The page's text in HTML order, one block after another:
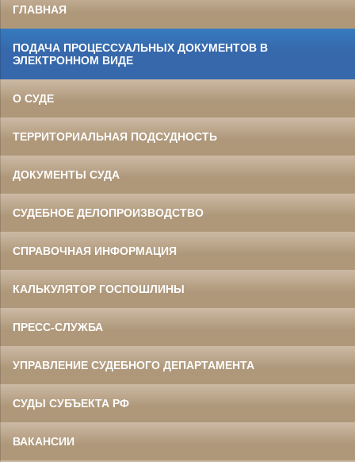
ГЛАВНАЯ
ПОДАЧА ПРОЦЕССУАЛЬНЫХ ДОКУМЕНТОВ В
ЭЛЕКТРОННОМ ВИДЕ
О СУДЕ
ТЕРРИТОРИАЛЬНАЯ ПОДСУДНОСТЬ
ДОКУМЕНТЫ СУДА
СУДЕБНОЕ ДЕЛОПРОИЗВОДСТВО
СПРАВОЧНАЯ ИНФОРМАЦИЯ
КАЛЬКУЛЯТОР ГОСПОШЛИНЫ
ПРЕСС-СЛУЖБА
УПРАВЛЕНИЕ СУДЕБНОГО ДЕПАРТАМЕНТА
СУДЫ СУБЪЕКТА РФ
ВАКАНСИИ